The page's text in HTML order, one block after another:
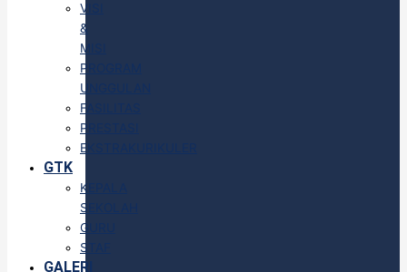
VISI
&
MISI
PROGRAM
UNGGULAN
FASILITAS
PRESTASI
EKSTRAKURIKULER
GTK
KEPALA
SEKOLAH
GURU
STAF
GALERI